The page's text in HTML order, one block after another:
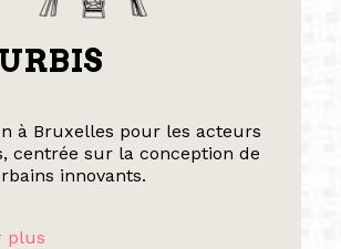
à Bruxelles pour les acteurs
centrée sur la conception de
innovants.
plus